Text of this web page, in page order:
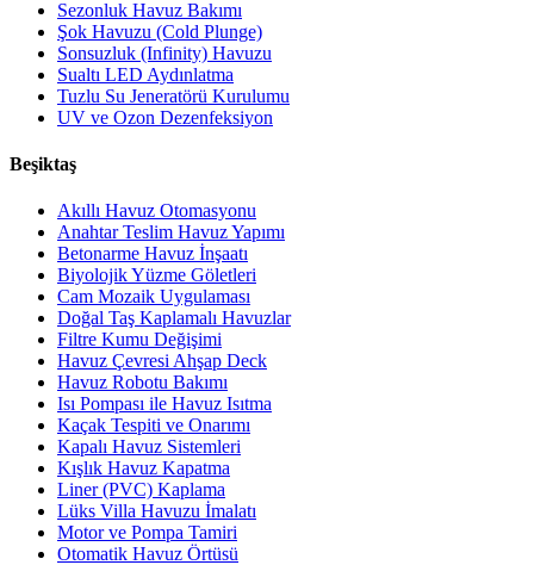
Sezonluk Havuz Bakımı
Şok Havuzu (Cold Plunge)
Sonsuzluk (Infinity) Havuzu
Sualtı LED Aydınlatma
Tuzlu Su Jeneratörü Kurulumu
UV ve Ozon Dezenfeksiyon
Beşiktaş
Akıllı Havuz Otomasyonu
Anahtar Teslim Havuz Yapımı
Betonarme Havuz İnşaatı
Biyolojik Yüzme Göletleri
Cam Mozaik Uygulaması
Doğal Taş Kaplamalı Havuzlar
Filtre Kumu Değişimi
Havuz Çevresi Ahşap Deck
Havuz Robotu Bakımı
Isı Pompası ile Havuz Isıtma
Kaçak Tespiti ve Onarımı
Kapalı Havuz Sistemleri
Kışlık Havuz Kapatma
Liner (PVC) Kaplama
Lüks Villa Havuzu İmalatı
Motor ve Pompa Tamiri
Otomatik Havuz Örtüsü